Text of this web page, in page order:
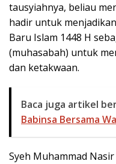
tausyiahnya, beliau
hadir untuk
Baru Islam 1448 H
(muhasabah) untuk
dan ketakwaan.
Baca juga artikel
Babinsa Bersama
​Syeh Muhammad